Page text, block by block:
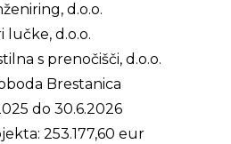
d.o.o.
lučke, d.o.o.
s prenočišči, d.o.o.
Brestanica
do 30.6.2026
253.177,60 eur